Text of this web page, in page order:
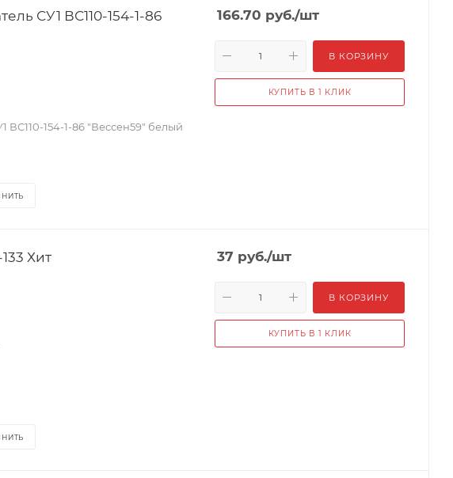
СУ1 ВС110-154-1-86
ВС110-154-1-86 "Вессен59" белый
166.70 руб./шт
В КОРЗИНУ
КУПИТЬ В 1 КЛИК
Хит 37 руб./шт
В КОРЗИНУ
КУПИТЬ В 1 КЛИК